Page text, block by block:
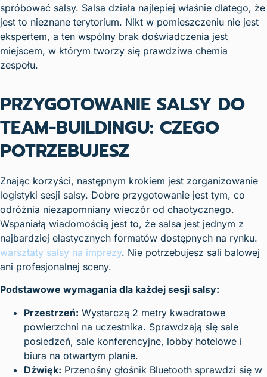
spróbować salsy. Salsa działa najlepiej właśnie dlatego, że
jest to nieznane terytorium. Nikt w pomieszczeniu nie jest
ekspertem, a ten wspólny brak doświadczenia jest
miejscem, w którym tworzy się prawdziwa chemia
zespołu.
PRZYGOTOWANIE SALSY DO
TEAM-BUILDINGU: CZEGO
POTRZEBUJESZ
Znając korzyści, następnym krokiem jest zorganizowanie
logistyki sesji salsy. Dobre przygotowanie jest tym, co
odróżnia niezapomniany wieczór od chaotycznego.
Wspaniałą wiadomością jest to, że salsa jest jednym z
najbardziej elastycznych formatów dostępnych na rynku.
warsztaty salsy na imprezy. Nie potrzebujesz sali balowej
ani profesjonalnej sceny.
Podstawowe wymagania dla każdej sesji salsy:
Przestrzeń: Wystarczą 2 metry kwadratowe
powierzchni na uczestnika. Sprawdzają się sale
posiedzeń, sale konferencyjne, lobby hotelowe i
biura na otwartym planie.
Dźwięk: Przenośny głośnik Bluetooth sprawdzi się w